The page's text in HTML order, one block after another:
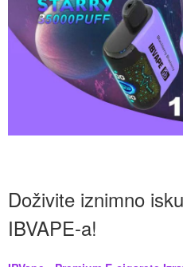
Doživite iznimno
IBVAPE-a!